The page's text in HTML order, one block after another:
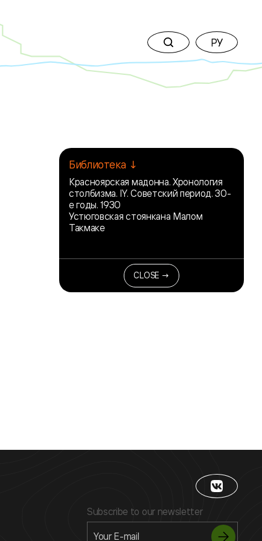
РУ
Библиотека ↓
Красноярская мадонна. Хронология
столбизма. IY. Советский период. 30-
е годы. 1930
Устюговская стоянкана Малом
Такмаке
CLOSE →
Subscribe to our newsletter